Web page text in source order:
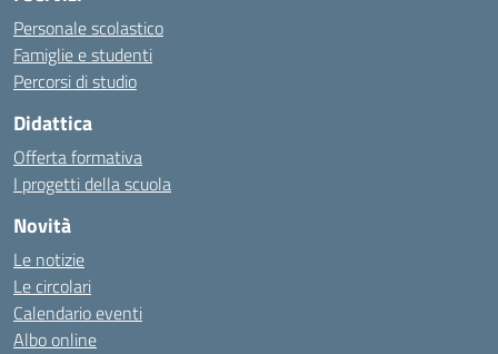
Personale scolastico
Famiglie e studenti
Percorsi di studio
Didattica
Offerta formativa
I progetti della scuola
Novità
Le notizie
Le circolari
Calendario eventi
Albo online